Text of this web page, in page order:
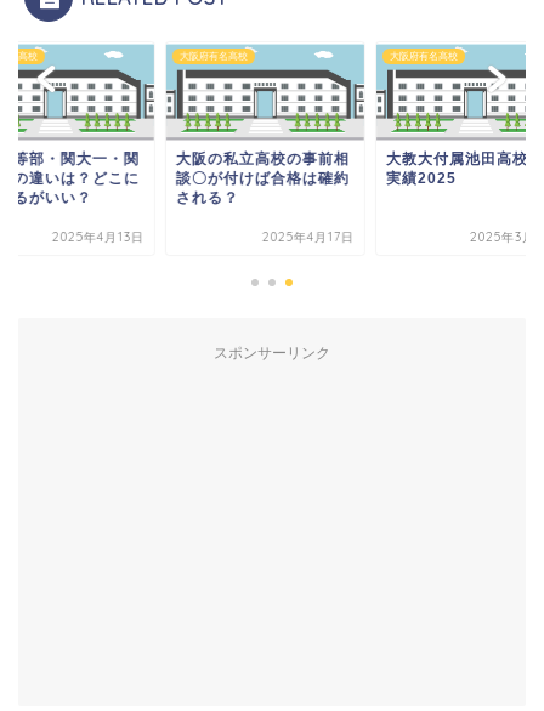
有名高校
の私立高校の事前相
が付けば合格は確約
る？
2025年4月17日
大阪府有名高校
大教大付属池田高校進学
実績2025
2025年3月28日
大阪府有名高校
関大高等部・関大一
大北陽の違いは？ど
2025年4
スポンサーリンク